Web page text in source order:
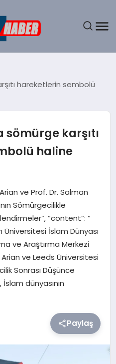
hareketlerin sembolü
karşıtı
haline
ve Prof. Dr. Salman
Sömürgecilikle
“content”: “
İslam Dünyası
ve Araştırma Merkezi
ve Leeds Üniversitesi
Sonrası Düşünce
dünyasının
Paylaş